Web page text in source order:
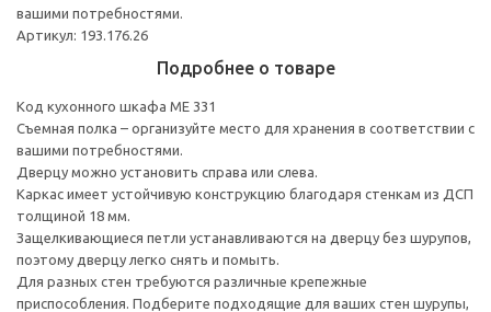
вашими потребностями.
Артикул: 193.176.26
Подробнее о товаре
Код кухонного шкафа ME 331
Съемная полка – организуйте место для хранения в соответствии с
вашими потребностями.
Дверцу можно установить справа или слева.
Каркас имеет устойчивую конструкцию благодаря стенкам из ДСП
толщиной 18 мм.
Защелкивающиеся петли устанавливаются на дверцу без шурупов,
поэтому дверцу легко снять и помыть.
Для разных стен требуются различные крепежные
приспособления. Подберите подходящие для ваших стен шурупы,